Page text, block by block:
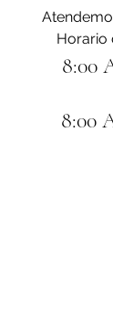
Horario
8:00
8:00